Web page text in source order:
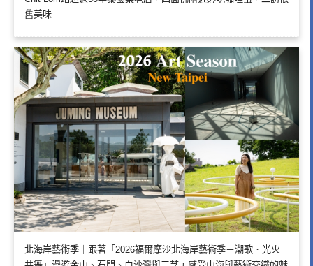
舊美味
北海岸藝術季｜跟著「2026福爾摩沙北海岸藝術季－潮歌．光火